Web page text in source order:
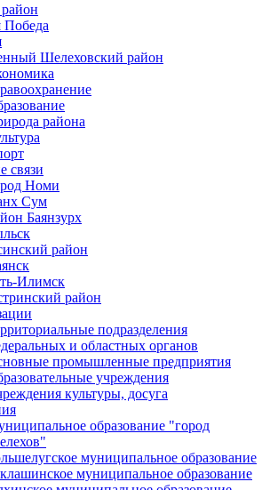
Победа
Шелеховский район
района
связи
Номи
Сум
Баянзурх
район
Илимск
район
подразделения
и областных органов
промышленные предприятия
учреждения
культуры, досуга
образование "город
муниципальное образование
муниципальное образование